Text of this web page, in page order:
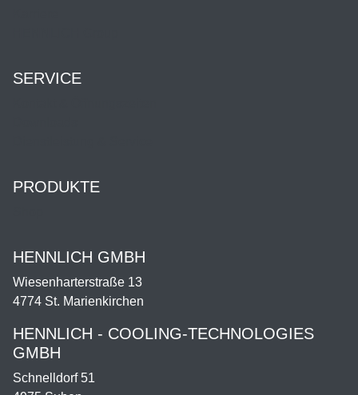
SERVICE
PRODUKTE
HENNLICH GMBH
Wiesenharterstraße 13
4774 St. Marienkirchen
HENNLICH - COOLING-TECHNOLOGIES
GMBH
Schnelldorf 51